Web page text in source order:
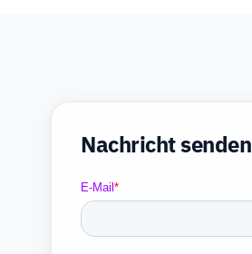
Nachricht senden